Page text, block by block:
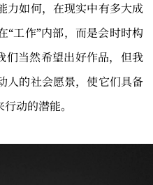
力如何，在现实中有多大成
“工作”内部，而是会时时构
们当然希望出好作品，但我
人的社会愿景，使它们具备
动的潜能。